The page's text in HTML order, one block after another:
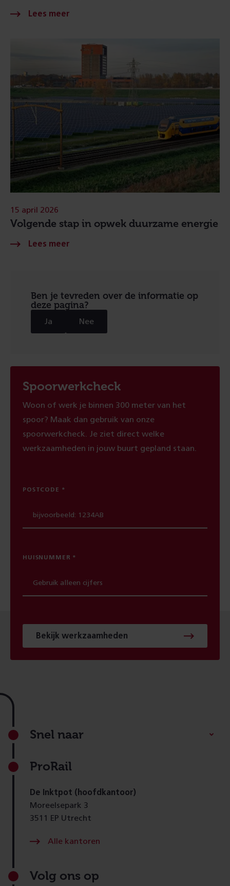
Volgende stap in opwek duurzame energie
15 april 2026
Ben je tevreden over de informatie op
deze pagina?
Ja Nee
Spoorwerkcheck
Woon of werk je binnen 300 meter van het
spoor? Maak dan gebruik van onze
spoorwerkcheck. Je ziet direct welke
werkzaamheden in jouw buurt gepland staan.
POSTCODE
HUISNUMMER
Bekijk werkzaamheden
Footer
Snel naar
ProRail
De Inktpot (hoofdkantoor)
Moreelsepark 3
3511 EP Utrecht
Alle kantoren
Volg ons op